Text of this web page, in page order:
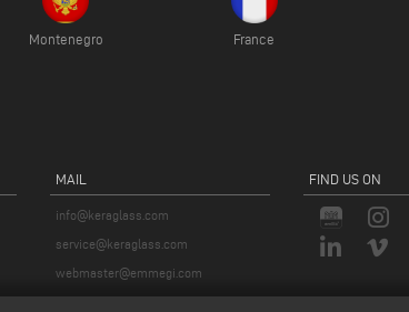
Montenegro France
MAIL
info@keraglass.com
service@keraglass.com
webmaster@emmegi.com
FIND US ON